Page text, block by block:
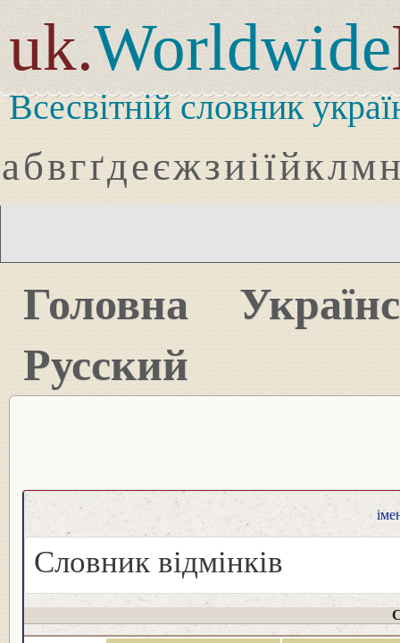
uk.Worldwide
Всесвітній словник
абвгґдеєжзиіїйклмн
Головна
Русский
Словник відмінків